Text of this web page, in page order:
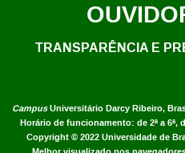
CampusUniversitário Darcy Ribeiro,
Horário de funcionamento: de 2ª a 6ª,
Copyright © 2022 Universidade de
TRANSPARÊNCIA E